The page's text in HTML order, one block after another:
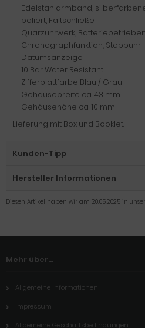
Edelstahlarmband,
poliert, Faltschließe
Quarzuhrwerk, Batteriebetrieben
Chronographfunktion, Stoppuhr
Datumsanzeige
10 Bar Water Resistant
Zifferblattfarbe Blau / Grau
Gehäusebreite ca. 43 mm
Gehäusehöhe ca. 10 mm
Lieferung mit Box und Booklet.
Kunden-Tipp
Hersteller Informationen
Diesen Artikel haben wir am 20.05.2025 in
Mehr über...
Allgemeine Informationen
Impressum
Allgemeine Geschäftsbedingungen